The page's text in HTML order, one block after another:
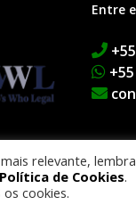
Entre
BUZAGLO DANTAS
relevante,
Política de Cookies.
cookies.